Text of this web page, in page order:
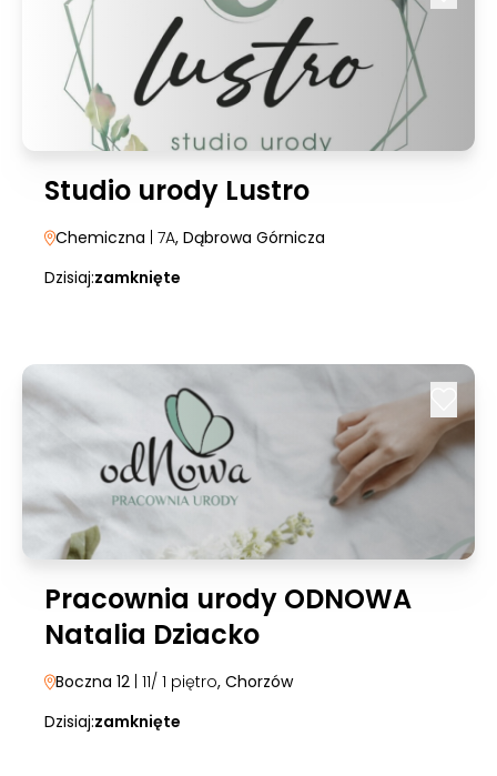
Studio urody Lustro
Chemiczna | 7A, Dąbrowa Górnicza
Dzisiaj:zamknięte
Pracownia urody ODNOWA
Natalia Dziacko
Boczna 12 | 11/ 1 piętro, Chorzów
Dzisiaj:zamknięte